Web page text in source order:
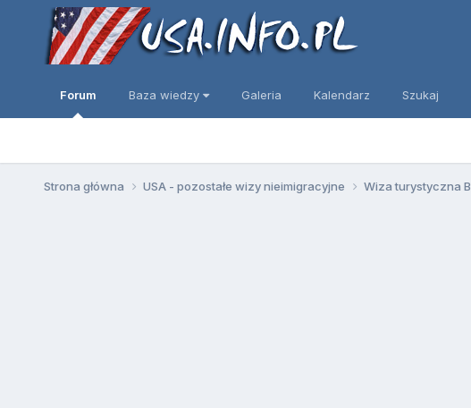
Forum Baza wiedzy Galeria Kalendarz Szukaj
Strona główna USA - pozostałe wizy nieimigracyjne Wiza turystyczna